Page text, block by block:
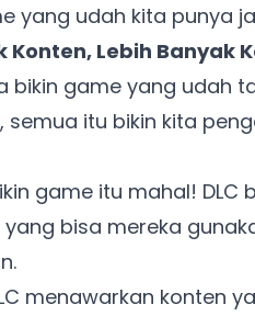
yang udah kita punya
Konten, Lebih Banyak
bikin game yang udah
itu bikin kita
game itu mahal!
bisa mereka
menawarkan konten